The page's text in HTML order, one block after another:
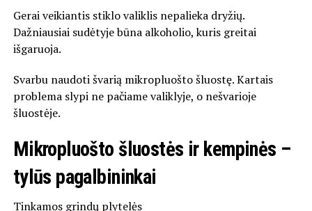
Gerai veikiantis stiklo valiklis nepalieka dryžių.
Dažniausiai sudėtyje būna alkoholio, kuris greitai
išgaruoja.
Svarbu naudoti švarią mikropluošto šluostę. Kartais
problema slypi ne pačiame valiklyje, o nešvarioje
šluostėje.
Mikropluošto šluostės ir kempinės –
tylūs pagalbininkai
Tinkamos grindų plytelės